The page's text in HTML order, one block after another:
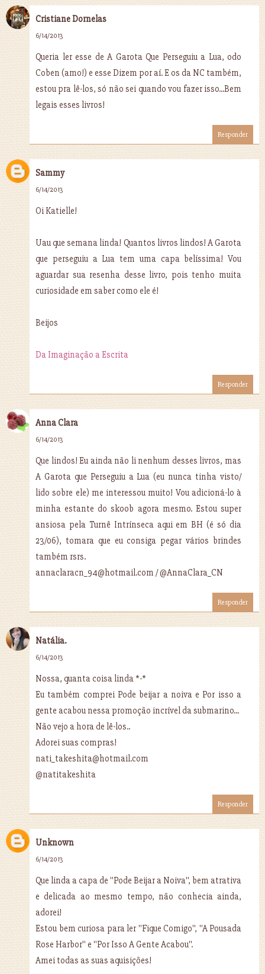
Cristiane Dornelas
6/14/2013
Queria ler esse de A Garota Que Perseguiu a Lua, odo
Coben (amo!) e esse Dizem por aí. E os da NC também,
estou pra lê-los, só não sei quando vou fazer isso...Bem
legais esses livros!
Responder
Sammy
6/14/2013
Oi Katielle!
Uau que semana linda! Quantos livros lindos! A Garota
que perseguiu a Lua tem uma capa belíssima! Vou
aguardar sua resenha desse livro, pois tenho muita
curiosidade em saber como ele é!
Beijos
Da Imaginação a Escrita
Responder
Anna Clara
6/14/2013
Que lindos! Eu ainda não li nenhum desses livros, mas
A Garota que Perseguiu a Lua (eu nunca tinha visto/
lido sobre ele) me interessou muito! Vou adicioná-lo à
minha estante do skoob agora mesmo. Estou super
ansiosa pela Turnê Intrínseca aqui em BH (é só dia
23/06), tomara que eu consiga pegar vários brindes
também rsrs.
annaclaracn_94@hotmail.com / @AnnaClara_CN
Responder
Natália.
6/14/2013
Nossa, quanta coisa linda *-*
Eu também comprei Pode beijar a noiva e Por isso a
gente acabou nessa promoção incrível da submarino...
Não vejo a hora de lê-los..
Adorei suas compras!
nati_takeshita@hotmail.com
@natitakeshita
Responder
Unknown
6/14/2013
Que linda a capa de ''Pode Beijar a Noiva'', bem atrativa
e delicada ao mesmo tempo, não conhecia ainda,
adorei!
Estou bem curiosa para ler ''Fique Comigo'', ''A Pousada
Rose Harbor'' e ''Por Isso A Gente Acabou''.
Amei todas as suas aquisições!